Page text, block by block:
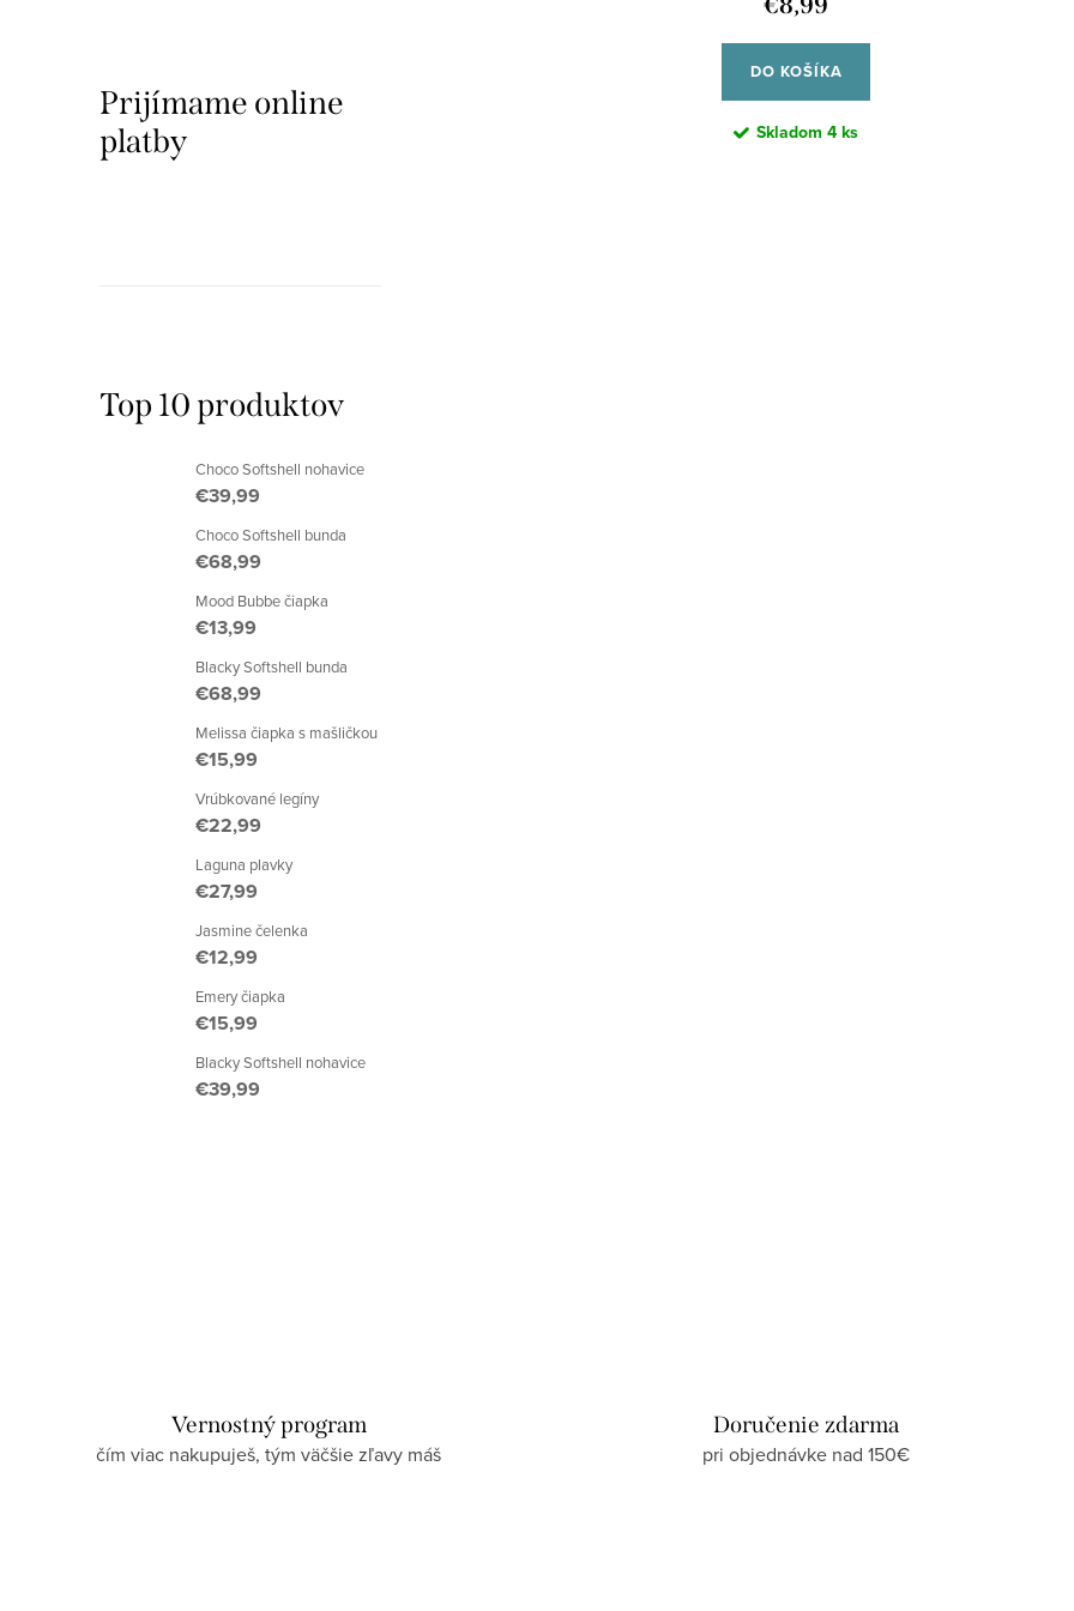
Prijímame online
platby
Top 10 produktov
Choco Softshell nohavice
€39,99
Choco Softshell bunda
€68,99
Mood Bubbe čiapka
€13,99
Blacky Softshell bunda
€68,99
Melissa čiapka s mašličkou
€15,99
Vrúbkované legíny
€22,99
Laguna plavky
€27,99
Jasmine čelenka
€12,99
Emery čiapka
€15,99
Blacky Softshell nohavice
€39,99
DO KOŠÍKA
Skladom 4 ks
Vernostný program
čím viac nakupuješ, tým väčšie zľavy máš
Doručenie zdarma
pri objednávke nad 150€